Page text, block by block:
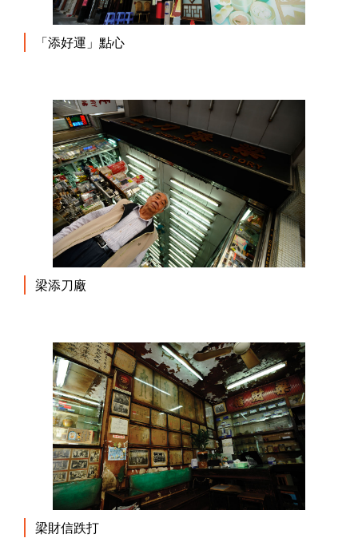
「添好運」點心
梁添刀廠
梁財信跌打